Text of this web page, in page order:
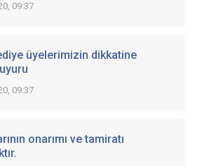
09:37
üyelerimizin dikkatine
09:37
onarımı ve tamiratı